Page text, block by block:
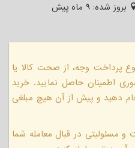
بروز شده: ۹ ماه پیش
پرداخت وجه، از صحت کالا یا
اطمینان حاصل نمایید. خرید
دهید و پیش از آن هیچ مبلغی
مسئولیتی در قبال معامله شما